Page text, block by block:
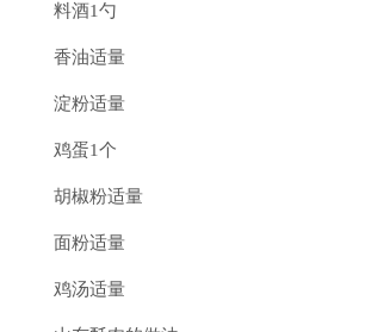
料酒1勺
香油适量
淀粉适量
鸡蛋1个
胡椒粉适量
面粉适量
鸡汤适量